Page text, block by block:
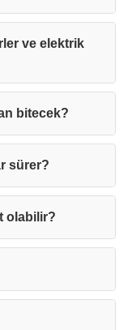
ve elektrik
bitecek?
sürer?
olabilir?
En kısa